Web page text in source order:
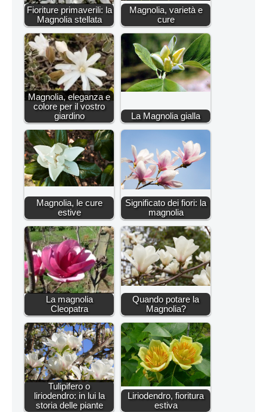
Fioriture primaverili: la
Magnolia stellata
Magnolia, varietà e
cure
Magnolia, eleganza e
colore per il vostro
giardino
La Magnolia gialla
Magnolia, le cure
estive
Significato dei fiori: la
magnolia
La magnolia
Cleopatra
Quando potare la
Magnolia?
Tulipifero o
liriodendro: in lui la
storia delle piante
Liriodendro, fioritura
estiva